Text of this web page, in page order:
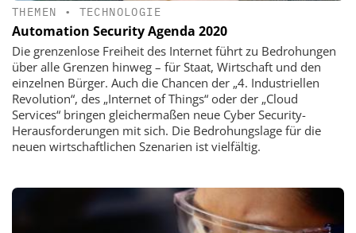
THEMEN • TECHNOLOGIE
Automation Security Agenda 2020
Die grenzenlose Freiheit des Internet führt zu Bedrohungen
über alle Grenzen hinweg – für Staat, Wirtschaft und den
einzelnen Bürger. Auch die Chancen der „4. Industriellen
Revolution“, des „Internet of Things“ oder der „Cloud
Services“ bringen gleichermaßen neue Cyber Security-
Herausforderungen mit sich. Die Bedrohungslage für die
neuen wirtschaftlichen Szenarien ist vielfältig.